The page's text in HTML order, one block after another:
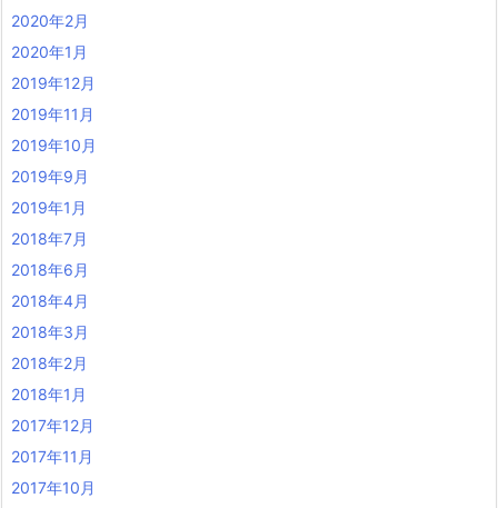
2020年2月
2020年1月
2019年12月
2019年11月
2019年10月
2019年9月
2019年1月
2018年7月
2018年6月
2018年4月
2018年3月
2018年2月
2018年1月
2017年12月
2017年11月
2017年10月